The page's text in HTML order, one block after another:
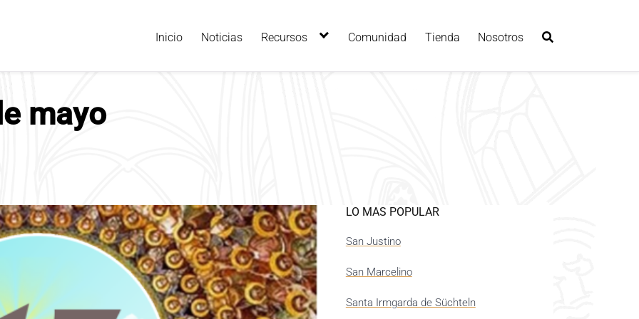
Inicio Noticias Recursos Comunidad Tienda Nosotros
mayo
LO MAS POPULAR
San Justino
San Marcelino
Santa Irmgarda de Süchteln